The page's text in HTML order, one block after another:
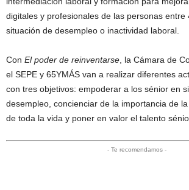
digitales y profesionales de las personas entre
situación de desempleo o inactividad laboral.
Con El poder de reinventarse, la Cámara de
el SEPE y 65YMÁS van a realizar diferentes
con tres objetivos: empoderar a los sénior en
desempleo, concienciar de la importancia de
de toda la vida y poner en valor el talento
- Te recomendamos -